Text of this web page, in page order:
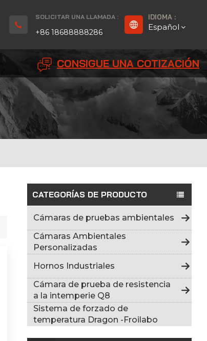
SOLICITAR UNA LLAMADA :
+86 18688888286
IDIOMA :
Español
Español
بالعربية
Português
Indonesia
ภาษาไทย
日本語
Tiếng Việt
CONSIGUE UNA COTIZACIÓN
CATEGORÍAS DE PRODUCTO
Cámaras de pruebas ambientales
Cámaras Ambientales
Personalizadas
Hornos Industriales
Cámara de prueba de resistencia
a la intemperie Q8
Sistema de forzado de
temperatura Dragon -Froilabo